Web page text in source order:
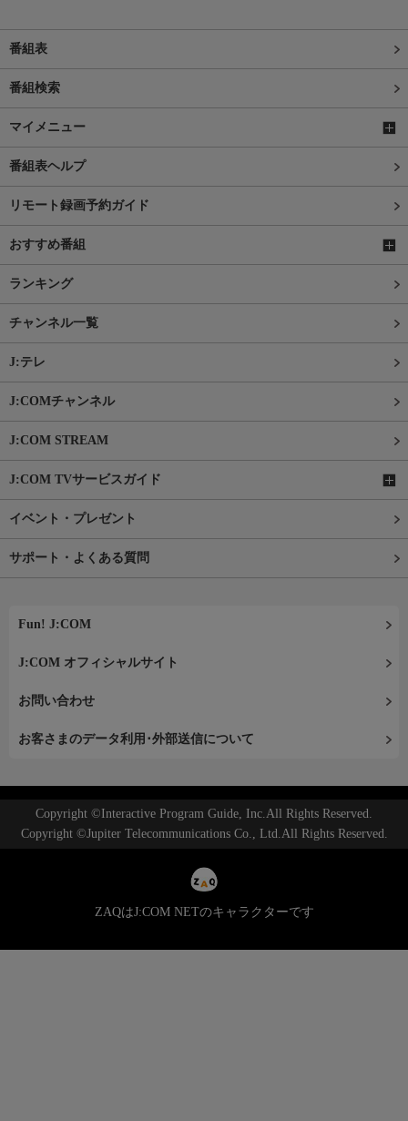
番組表
番組検索
マイメニュー
番組表ヘルプ
リモート録画予約ガイド
おすすめ番組
ランキング
チャンネル一覧
J:テレ
J:COMチャンネル
J:COM STREAM
J:COM TVサービスガイド
イベント・プレゼント
サポート・よくある質問
Fun! J:COM
J:COM オフィシャルサイト
お問い合わせ
お客さまのデータ利用･外部送信について
Copyright ©Interactive Program Guide, Inc.All Rights Reserved.
Copyright ©Jupiter Telecommunications Co., Ltd.All Rights Reserved.
ZAQはJ:COM NETのキャラクターです